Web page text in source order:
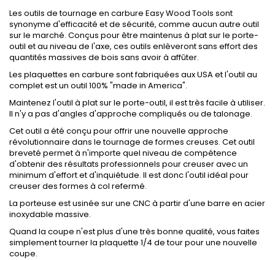
Les outils de tournage en carbure Easy Wood Tools sont
synonyme d'efficacité et de sécurité, comme aucun autre outil
sur le marché. Conçus pour être maintenus à plat sur le porte-
outil et au niveau de l'axe, ces outils enlèveront sans effort des
quantités massives de bois sans avoir à affûter.
Les plaquettes en carbure sont fabriquées aux USA et l'outil au
complet est un outil 100% "made in America".
Maintenez l'outil à plat sur le porte-outil, il est très facile à utiliser.
Il n'y a pas d'angles d'approche compliqués ou de talonage.
Cet outil a été conçu pour offrir une nouvelle approche
révolutionnaire dans le tournage de formes creuses. Cet outil
breveté permet à n'importe quel niveau de compétence
d'obtenir des résultats professionnels pour creuser avec un
minimum d'effort et d'inquiétude. Il est donc l'outil idéal pour
creuser des formes à col refermé.
La porteuse est usinée sur une CNC à partir d'une barre en acier
inoxydable massive.
Quand la coupe n'est plus d'une très bonne qualité, vous faites
simplement tourner la plaquette 1/4 de tour pour une nouvelle
coupe.